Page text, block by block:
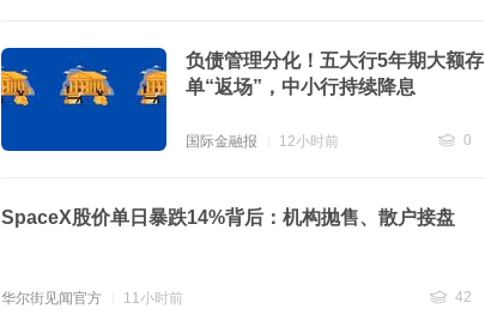
负债管理分化！五大行5年期大额存
单“返场”，中小行持续降息
国际金融报 12小时前
0
SpaceX股价单日暴跌14%背后：机构抛售、散户接盘
华尔街见闻官方 11小时前
42